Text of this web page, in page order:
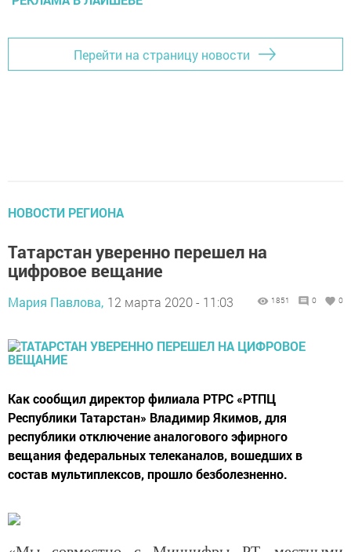
Перейти на страницу новости
НОВОСТИ РЕГИОНА
Татарстан уверенно перешел на
цифровое вещание
Мария Павлова, 12 марта 2020 - 11:03 1851 0 0
Как сообщил директор филиала РТРС «РТПЦ
Республики Татарстан» Владимир Якимов, для
республики отключение аналогового эфирного
вещания федеральных телеканалов, вошедших в
состав мультиплексов, прошло безболезненно.